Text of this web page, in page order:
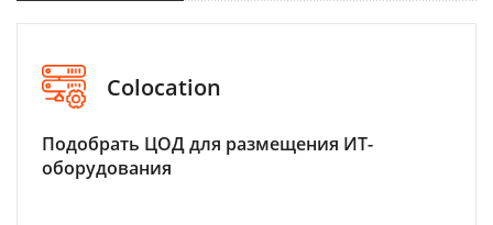
Colocation
Подобрать ЦОД для размещения ИТ-
оборудования